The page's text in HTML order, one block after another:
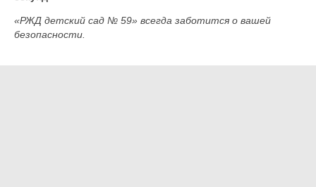
«РЖД детский сад № 59» всегда заботится о вашей
безопасности.